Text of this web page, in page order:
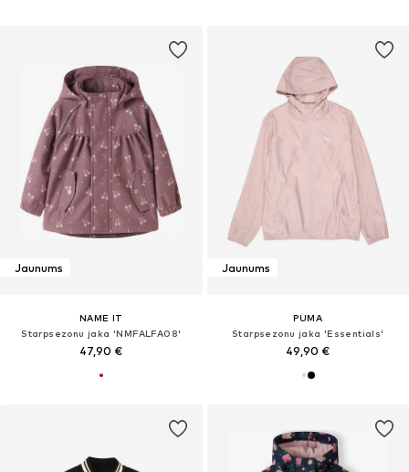
Jaunums
NAME IT
Starpsezonu jaka 'NMFALFA08'
47,90 €
Jaunums
PUMA
Starpsezonu jaka 'Essentials'
49,90 €